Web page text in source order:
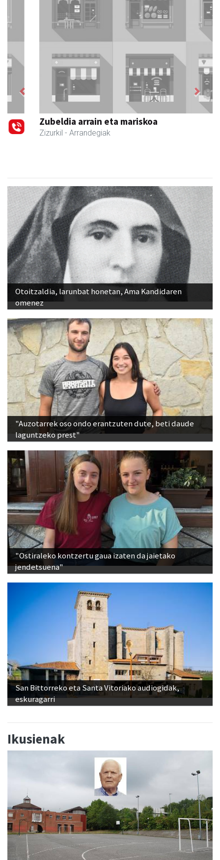
Zubeldia arrain eta mariskoa
Zizurkil - Arrandegiak
Previous Next
Otoitzaldia, larunbat honetan, Ama Kandidaren
omenez
"Auzotarrek oso ondo erantzuten dute, beti daude
laguntzeko prest"
"Ostiraleko kontzertu gaua izaten da jaietako
jendetsuena"
San Bittorreko eta Santa Vitoriako audiogidak,
eskuragarri
Ikusienak